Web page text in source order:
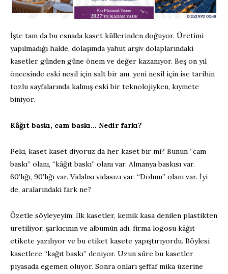
İşte tam da bu esnada kaset küllerinden doğuyor. Üretimi
yapılmadığı halde, dolaşımda yahut arşiv dolaplarındaki
kasetler günden güne önem ve değer kazanıyor. Beş on yıl
öncesinde eski nesil için salt bir anı, yeni nesil için ise tarihin
tozlu sayfalarında kalmış eski bir teknolojiyken, kıymete
biniyor.
Kâğıt baskı, cam baskı… Nedir farkı?
Peki, kaset kaset diyoruz da her kaset bir mi? Bunun “cam
baskı” olanı, “kâğıt baskı” olanı var. Almanya baskısı var.
60’lığı, 90’lığı var. Vidalısı vidasızı var. “Dolum” olanı var. İyi
de, aralarındaki fark ne?
Özetle söyleyeyim: İlk kasetler, kemik kasa denilen plastikten
üretiliyor, şarkıcının ve albümün adı, firma logosu kâğıt
etikete yazılıyor ve bu etiket kasete yapıştırıyordu. Böylesi
kasetlere “kağıt baskı” deniyor. Uzun süre bu kasetler
piyasada egemen oluyor. Sonra onları şeffaf mika üzerine